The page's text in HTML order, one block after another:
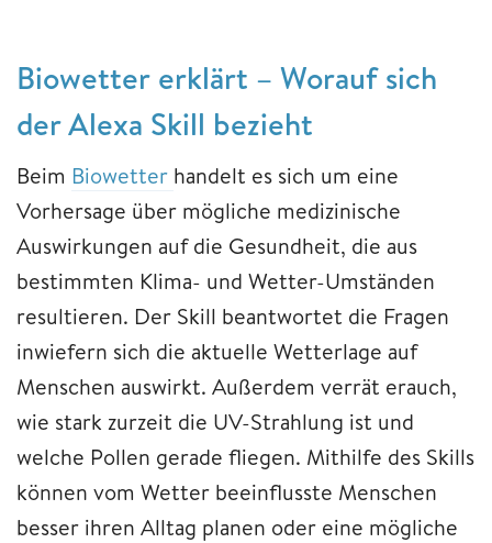
Biowetter erklärt – Worauf sich
der Alexa Skill bezieht
Beim Biowetter handelt es sich um eine
Vorhersage über mögliche medizinische
Auswirkungen auf die Gesundheit, die aus
bestimmten Klima- und Wetter-Umständen
resultieren. Der Skill beantwortet die Fragen
inwiefern sich die aktuelle Wetterlage auf
Menschen auswirkt. Außerdem verrät erauch,
wie stark zurzeit die UV-Strahlung ist und
welche Pollen gerade fliegen. Mithilfe des Skills
können vom Wetter beeinflusste Menschen
besser ihren Alltag planen oder eine mögliche